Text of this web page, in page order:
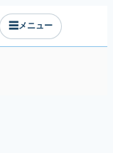
☰メニュー